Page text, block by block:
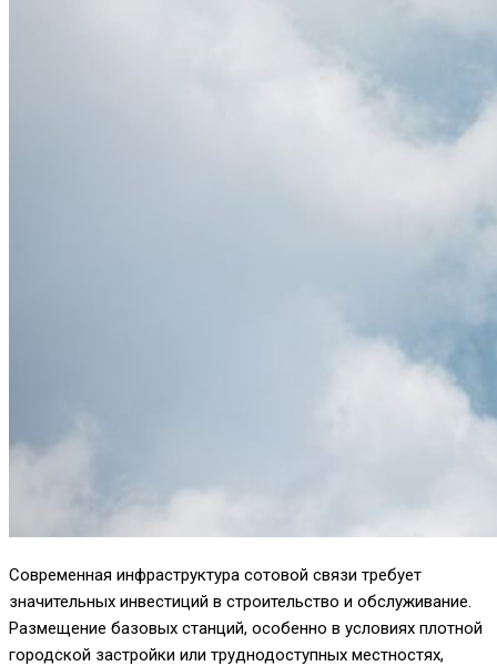
Современная инфраструктура сотовой связи требует
значительных инвестиций в строительство и обслуживание.
Размещение базовых станций, особенно в условиях плотной
городской застройки или труднодоступных местностях,